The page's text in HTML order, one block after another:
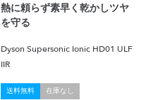
熱に頼らず素早く乾かしツヤ
を守る
Dyson Supersonic Ionic HD01 ULF
IIR
送料無料 在庫なし